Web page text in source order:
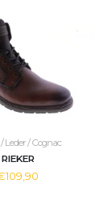
Leder / Cognac
RIEKER